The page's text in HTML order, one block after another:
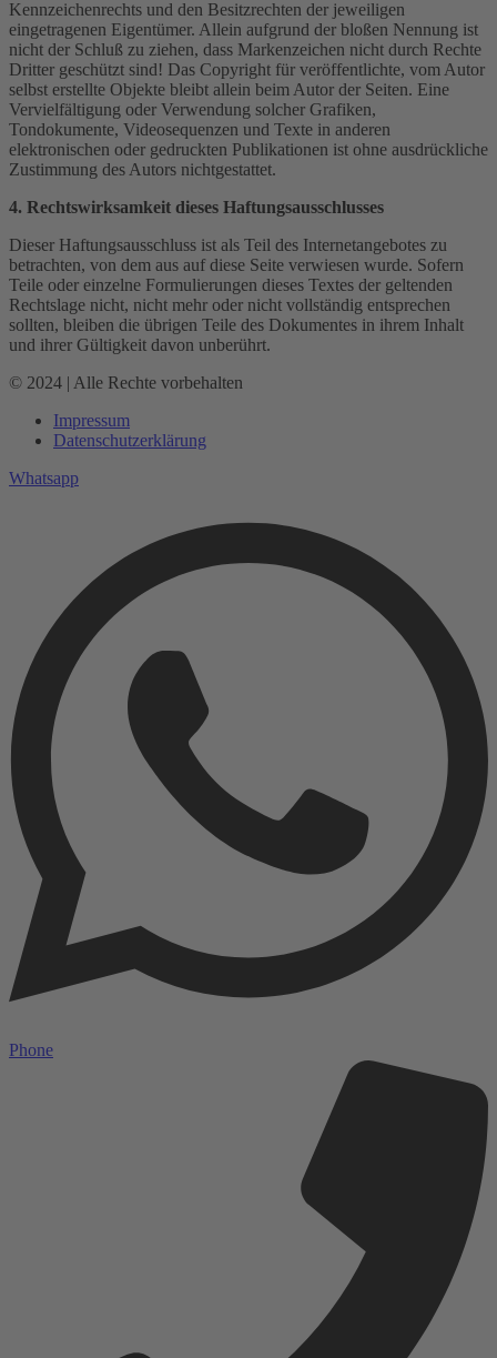
Kennzeichenrechts und den Besitzrechten der jeweiligen
eingetragenen Eigentümer. Allein aufgrund der bloßen Nennung ist
nicht der Schluß zu ziehen, dass Markenzeichen nicht durch Rechte
Dritter geschützt sind! Das Copyright für veröffentlichte, vom Autor
selbst erstellte Objekte bleibt allein beim Autor der Seiten. Eine
Vervielfältigung oder Verwendung solcher Grafiken,
Tondokumente, Videosequenzen und Texte in anderen
elektronischen oder gedruckten Publikationen ist ohne ausdrückliche
Zustimmung des Autors nichtgestattet.
4. Rechtswirksamkeit dieses Haftungsausschlusses
Dieser Haftungsausschluss ist als Teil des Internetangebotes zu
betrachten, von dem aus auf diese Seite verwiesen wurde. Sofern
Teile oder einzelne Formulierungen dieses Textes der geltenden
Rechtslage nicht, nicht mehr oder nicht vollständig entsprechen
sollten, bleiben die übrigen Teile des Dokumentes in ihrem Inhalt
und ihrer Gültigkeit davon unberührt.
© 2024 | Alle Rechte vorbehalten
Impressum
Datenschutzerklärung
Whatsapp
Phone